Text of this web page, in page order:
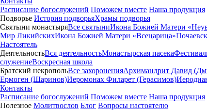
Расписание богослужений Поможем вместе Наша продукция
Подворье История подворьяХрамы подворья
Святыни монастыряВсе святыниИкона Божией Матери
Мир ЛикийскихИкона Божией Матери «Всецарица»
Настоятель
ДеятельностьВся деятельностьМонастырская пасека
служениеВоскресная школа
Братский некропольВсе захороненияАрхимандрит Давид
Ермоген (Шаринов)Иеромонах Филарет (Герасимов)
Контакты
Расписание богослужений Поможем вместе Наша продукция
Полезное Молитвослов Блог Вопросы настоятелю